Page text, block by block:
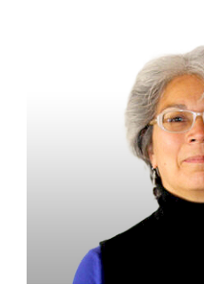
Formación Continua